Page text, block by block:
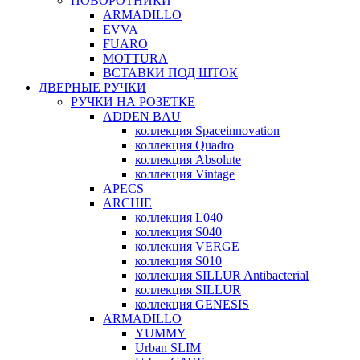
ARMADILLO
EVVA
FUARO
MOTTURA
ВСТАВКИ ПОД ШТОК
ДВЕРНЫЕ РУЧКИ
РУЧКИ НА РОЗЕТКЕ
ADDEN BAU
коллекция Spaceinnovation
коллекция Quadro
коллекция Absolute
коллекция Vintage
APECS
ARCHIE
коллекция L040
коллекция S040
коллекция VERGE
коллекция S010
коллекция SILLUR Antibacterial
коллекция SILLUR
коллекция GENESIS
ARMADILLO
YUMMY
Urban SLIM